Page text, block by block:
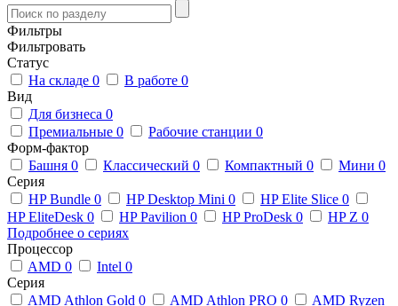
Фильтры
Фильтровать
Статус
На складе 0 В работе 0
Вид
Для бизнеса 0
Премиальные 0 Рабочие станции 0
Форм-фактор
Башня 0 Классический 0 Компактный 0 Мини 0
Серия
HP Bundle 0 HP Desktop Mini 0 HP Elite Slice 0
HP EliteDesk 0 HP Pavilion 0 HP ProDesk 0 HP Z 0
Подробнее о сериях
Процессор
AMD 0 Intel 0
Серия
AMD Athlon Gold 0 AMD Athlon PRO 0 AMD Ryzen